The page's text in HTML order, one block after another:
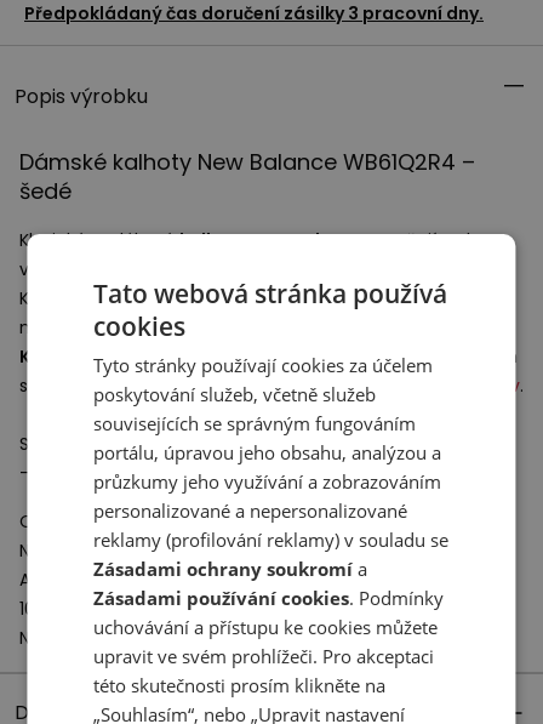
Předpokládaný čas doručení zásilky 3 pracovní dny.
Popis výrobku
Dámské kalhoty New Balance WB61Q2R4 –
šedé
Klasické teplákovékalhoty New Balancezaručují styl a
vysoký komfort nošení.
Kapsy vpředu a vzadu dávají možnost mít nezbytné věci
na dosah ruky.
Kalhoty New Balanceperfektně zapadnou do sportovních
stylizací a skvěle doplní každodenní nebotréninkovou obuv.
Specifikace:
- Materiál: 60% bavlna, 40% polyester
Odpovědný subjekt:
New Balance Europe BV
A-Factorij, Pilotenstraat 35 – 45
1059 CH Amsterdam
Netherlands
Detaily produktu
Tato webová stránka používá
cookies
Tyto stránky používají cookies za účelem
poskytování služeb, včetně služeb
souvisejících se správným fungováním
portálu, úpravou jeho obsahu, analýzou a
průzkumy jeho využívání a zobrazováním
personalizované a nepersonalizované
reklamy (profilování reklamy) v souladu se
Zásadami ochrany soukromí a
Zásadami používání cookies. Podmínky
uchovávání a přístupu ke cookies můžete
upravit ve svém prohlížeči. Pro akceptaci
této skutečnosti prosím klikněte na
„Souhlasím“, nebo „Upravit nastavení